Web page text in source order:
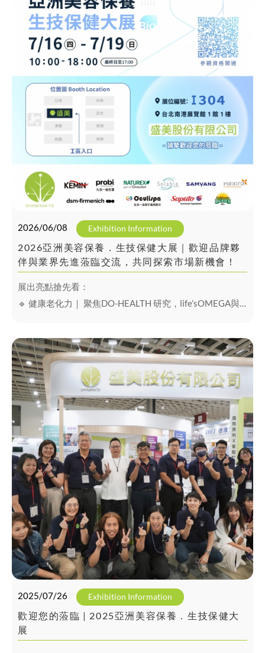
2026/06/08 Exhibition Information
2026亞洲美容保養．生技保健大展｜歡迎品牌夥
伴與業界先進蒞臨交流，共同探索市場新機會！
展出亮點搶先看：
🔹 健康老化力｜ 聚焦DO-HEALTH 研究，life’sOMEGA與
🔹 護眼新焦點｜Kemin 兒童葉黃素最新臨床研究與
Oculispa™ 五合一全因子晶亮配方
🔹 蛋白新革命｜牛奶蛋白、大豆蛋白與酵母蛋白多元方案
🔹 腸道防護力｜瑞典Probi 四大專利菌株、九合一防禦益生
菌複方
🔹 趨勢題材｜GLP-1後營養策略、專注力支持、減壓舒眠
等應用素材
2025/07/26 Exhibition Information
歡迎您的蒞臨 | 2025亞洲美容保養．生技保健大
展